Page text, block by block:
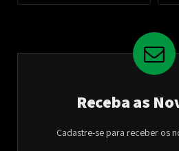
Receba as
Cadastre-se para receber os